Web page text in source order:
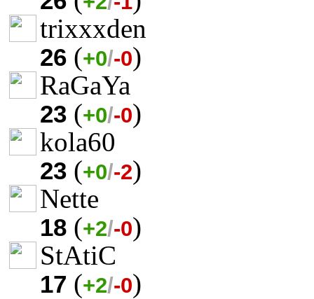
trixxxden
26 (+0/-0)
RaGaYa
23 (+0/-0)
kola60
23 (+0/-2)
Nette
18 (+2/-0)
StAtiC
17 (+2/-0)